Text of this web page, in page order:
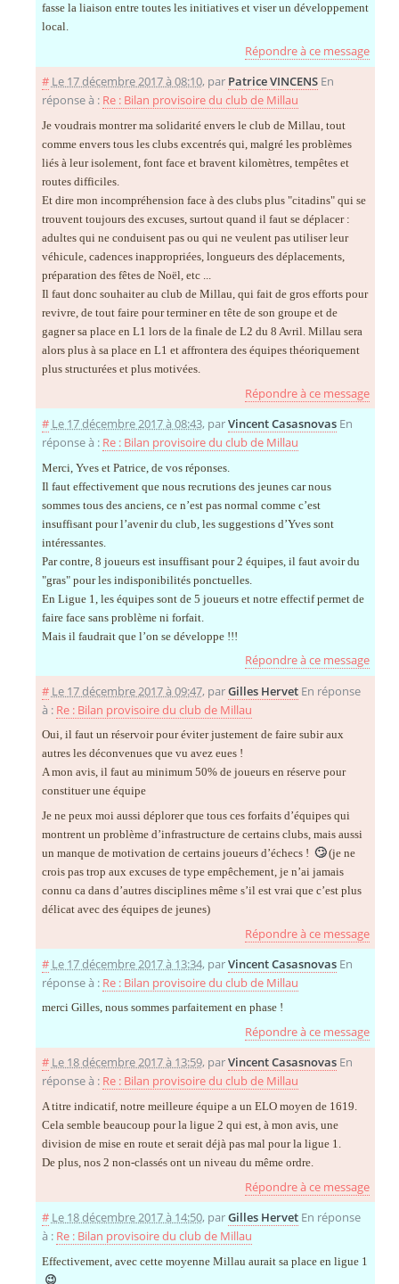
fasse la liaison entre toutes les initiatives et viser un développement
local.
Répondre à ce message
# Le 17 décembre 2017 à 08:10, par Patrice VINCENS En
réponse à : Re : Bilan provisoire du club de Millau
Je voudrais montrer ma solidarité envers le club de Millau, tout
comme envers tous les clubs excentrés qui, malgré les problèmes
liés à leur isolement, font face et bravent kilomètres, tempêtes et
routes difficiles.
Et dire mon incompréhension face à des clubs plus "citadins" qui se
trouvent toujours des excuses, surtout quand il faut se déplacer :
adultes qui ne conduisent pas ou qui ne veulent pas utiliser leur
véhicule, cadences inappropriées, longueurs des déplacements,
préparation des fêtes de Noël, etc ...
Il faut donc souhaiter au club de Millau, qui fait de gros efforts pour
revivre, de tout faire pour terminer en tête de son groupe et de
gagner sa place en L1 lors de la finale de L2 du 8 Avril. Millau sera
alors plus à sa place en L1 et affrontera des équipes théoriquement
plus structurées et plus motivées.
Répondre à ce message
# Le 17 décembre 2017 à 08:43, parVincent Casasnovas En
réponse à : Re : Bilan provisoire du club de Millau
Merci, Yves et Patrice, de vos réponses.
Il faut effectivement que nous recrutions des jeunes car nous
sommes tous des anciens, ce n’est pas normal comme c’est
insuffisant pour l’avenir du club, les suggestions d’Yves sont
intéressantes.
Par contre, 8 joueurs est insuffisant pour 2 équipes, il faut avoir du
"gras" pour les indisponibilités ponctuelles.
En Ligue 1, les équipes sont de 5 joueurs et notre effectif permet de
faire face sans problème ni forfait.
Mais il faudrait que l’on se développe !!!
Répondre à ce message
# Le 17 décembre 2017 à 09:47, parGilles Hervet En réponse
à : Re : Bilan provisoire du club de Millau
Oui, il faut un réservoir pour éviter justement de faire subir aux
autres les déconvenues que vu avez eues !
A mon avis, il faut au minimum 50% de joueurs en réserve pour
constituer une équipe
Je ne peux moi aussi déplorer que tous ces forfaits d’équipes qui
montrent un problème d’infrastructure de certains clubs, mais aussi
un manque de motivation de certains joueurs d’échecs ! 🙄(je ne
crois pas trop aux excuses de type empêchement, je n’ai jamais
connu ca dans d’autres disciplines même s’il est vrai que c’est plus
délicat avec des équipes de jeunes)
Répondre à ce message
# Le 17 décembre 2017 à 13:34, parVincent Casasnovas En
réponse à : Re : Bilan provisoire du club de Millau
merci Gilles, nous sommes parfaitement en phase !
Répondre à ce message
# Le 18 décembre 2017 à 13:59, parVincent Casasnovas En
réponse à : Re : Bilan provisoire du club de Millau
A titre indicatif, notre meilleure équipe a un ELO moyen de 1619.
Cela semble beaucoup pour la ligue 2 qui est, à mon avis, une
division de mise en route et serait déjà pas mal pour la ligue 1.
De plus, nos 2 non-classés ont un niveau du même ordre.
Répondre à ce message
# Le 18 décembre 2017 à 14:50, parGilles Hervet En réponse
à : Re : Bilan provisoire du club de Millau
Effectivement, avec cette moyenne Millau aurait sa place en ligue 1
😉